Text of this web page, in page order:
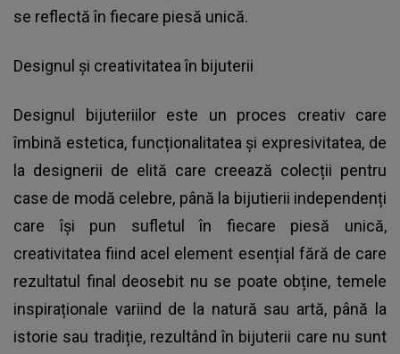
se reflectă în fiecare piesă unică.
Designul și creativitatea în bijuterii
Designul bijuteriilor este un proces creativ care
îmbină estetica, funcționalitatea și expresivitatea, de
la designerii de elită care creează colecții pentru
case de modă celebre, până la bijutierii independenți
care își pun sufletul în fiecare piesă unică,
creativitatea fiind acel element esențial fără de care
rezultatul final deosebit nu se poate obține, temele
inspiraționale variind de la natură sau artă, până la
istorie sau tradiție, rezultând în bijuterii care nu sunt